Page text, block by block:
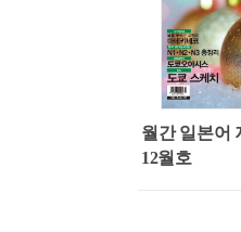
월간 일본어
12월호